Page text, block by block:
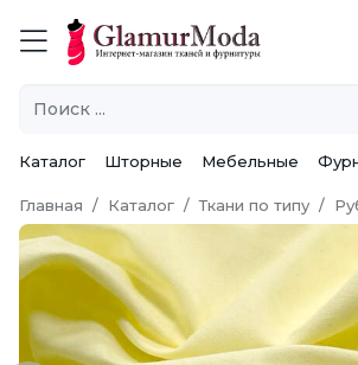
Каталог Шторные Мебельные
Главная Каталог Ткани по типу